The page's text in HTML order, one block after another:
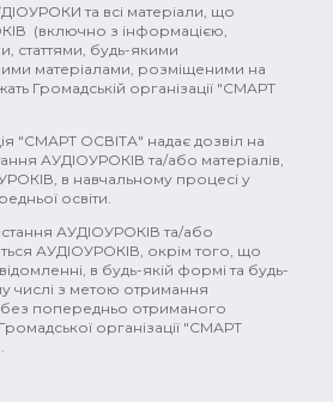
та всі матеріали, що
(включно з інформацією,
статтями, будь-якими
матеріалами, розміщеними на
Громадській організації "СМАРТ
"СМАРТ ОСВІТА" надає дозвіл на
АУДІОУРОКІВ та/або матеріалів,
в навчальному процесі у
освіти.
АУДІОУРОКІВ та/або
АУДІОУРОКІВ, окрім того, що
в будь-якій формі та будь-
числі з метою отримання
без попередньо отриманого
організації "СМАРТ